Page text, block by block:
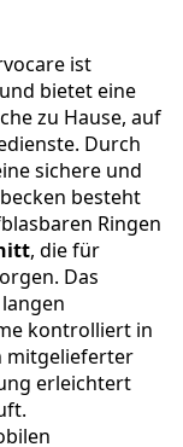
ist
bietet eine
zu Hause, auf
Durch
sichere und
besteht
Ringen
, die für
Das
langen
kontrolliert in
mitgelieferter
erleichtert